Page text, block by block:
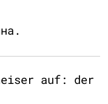
auf: der